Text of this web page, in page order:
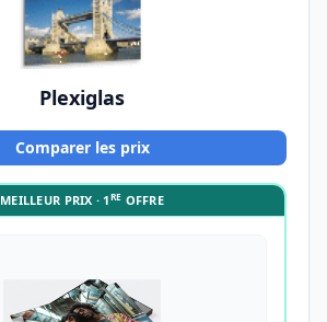
Plexiglas
Comparer les prix
MEILLEUR PRIX · 1RE OFFRE